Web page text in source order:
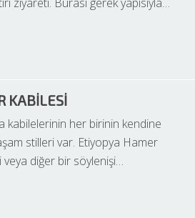
KABILESI
kabilelerinin her birinin kendine
stilleri var. Etiyopya Hamer
veya diğer bir söylenişi…